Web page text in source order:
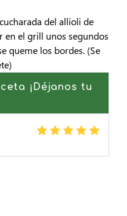
del allioli de
en el grill unos segundos
queme los bordes. (Se
¡Déjanos tu